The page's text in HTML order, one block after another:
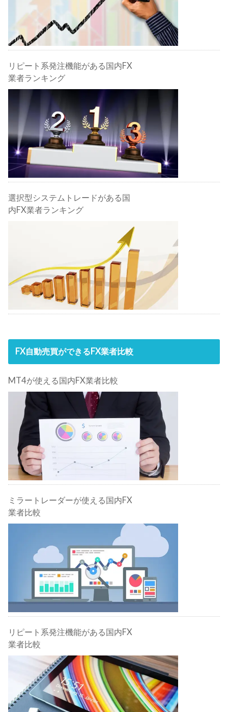
リピート系発注機能がある国内FX
業者ランキング
選択型システムトレードがある国
内FX業者ランキング
FX自動売買ができるFX業者比較
MT4が使える国内FX業者比較
ミラートレーダーが使える国内FX
業者比較
リピート系発注機能がある国内FX
業者比較